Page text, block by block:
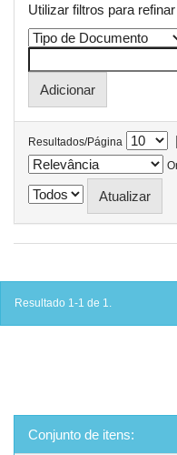
Utilizar filtros para
Resultados/Página
Resultado 1-1 de 1.
Conjunto de itens: